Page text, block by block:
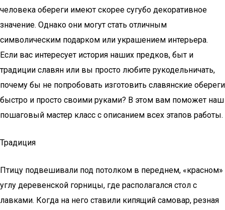
человека обереги имеют скорее сугубо декоративное
значение. Однако они могут стать отличным
символическим подарком или украшением интерьера.
Если вас интересует история наших предков, быт и
традиции славян или вы просто любите рукодельничать,
почему бы не попробовать изготовить славянские обереги
быстро и просто своими руками? В этом вам поможет наш
пошаговый мастер класс с описанием всех этапов работы.
Традиция
Птицу подвешивали под потолком в переднем, «красном»
углу деревенской горницы, где располагался стол с
лавками. Когда на него ставили кипящий самовар, резная